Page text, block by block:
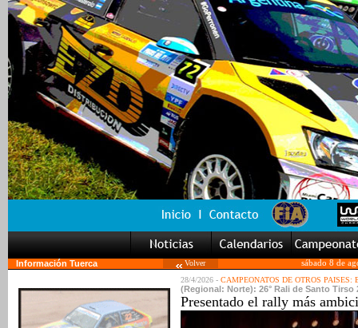
Información Tuerca Volver
sábado 8 de
28/4/2026 - CAMPEONATOS DE OTROS PAISES:
(Regional: Norte): 26° Rali de Santo Tirso
Presentado el rally más